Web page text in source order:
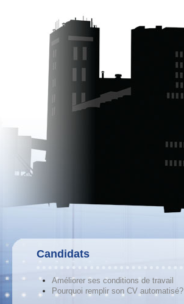
Candidats
Améliorer ses conditions de travail
Pourquoi remplir son CV automatisé?